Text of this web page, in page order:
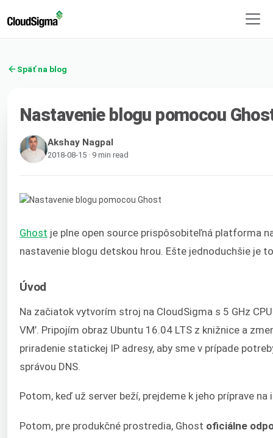
Späť na blog
Nastavenie blogu pomocou
Akshay Nagpal
2018-08-15 · 9 min read
Ghost je plne open source prispôsobiteľná platforma
nastavenie blogu detskou hrou. Ešte jednoduchšie je
Úvod
Na začiatok vytvorím stroj na CloudSigma s 5 GHz
VM’. Pripojím obraz Ubuntu 16.04 LTS z knižnice a
priradenie statickej IP adresy, aby sme v prípade
správou DNS.
Potom, keď už server beží, prejdeme k jeho príprave
Potom, pre produkčné prostredia, Ghost oficiálne